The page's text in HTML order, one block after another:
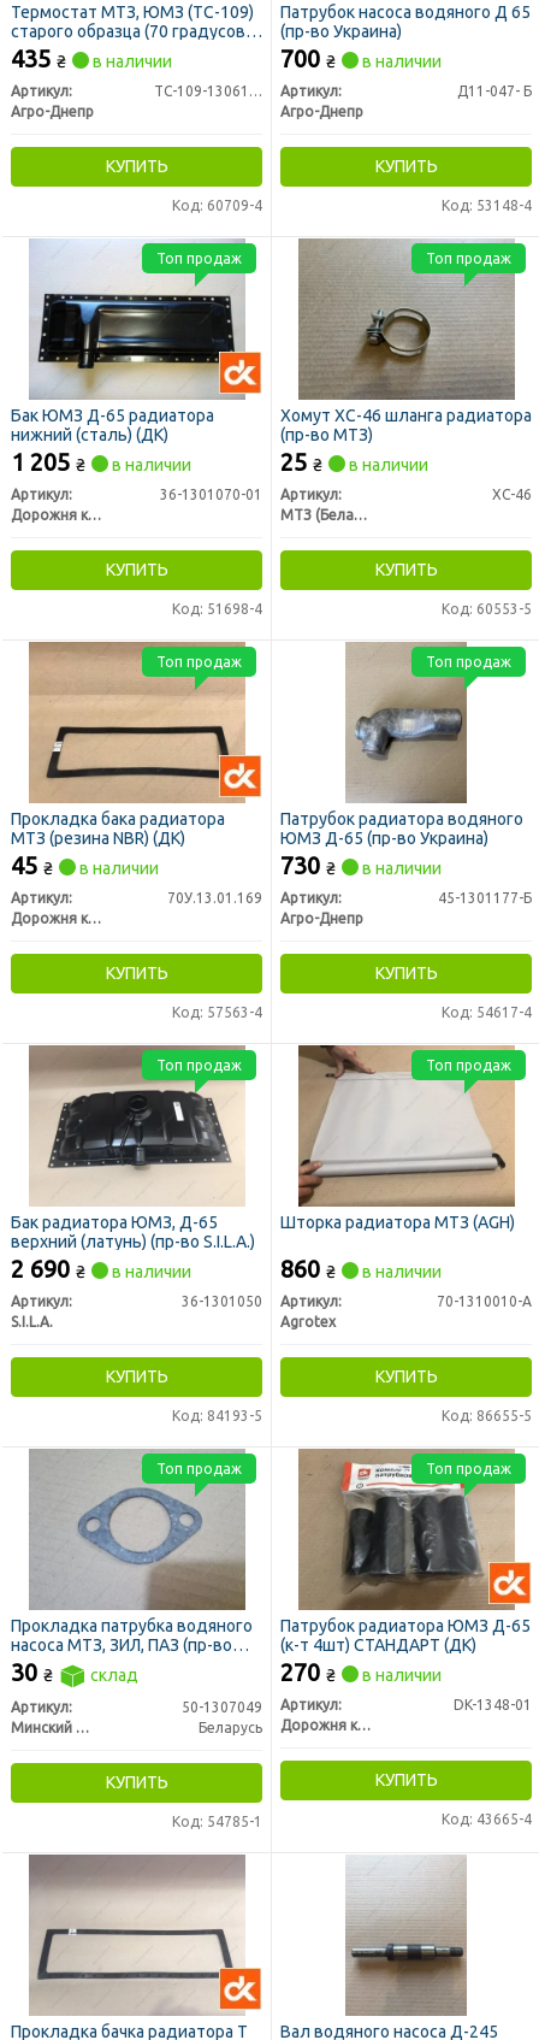
Термостат МТЗ, ЮМЗ (ТС-109)
старого образца (70 градусов)
(пр-во Агро-Днепр Украина)
435 ₴ в наличии
Артикул:
ТС-109-1306100-ГЧ
Агро-Днепр
КУПИТЬ
Код: 60709-4
Патрубок насоса водяного Д 65
(пр-во Украина)
700 ₴ в наличии
Артикул:
Д11-047- Б
Агро-Днепр
КУПИТЬ
Код: 53148-4
Бак ЮМЗ Д-65 радиатора
нижний (сталь) (ДК)
1 205 ₴ в наличии
Артикул:
36-1301070-01
Дорожня карта
КУПИТЬ
Код: 51698-4
Топ продаж
Хомут ХС-46 шланга радиатора
(пр-во МТЗ)
25 ₴ в наличии
Артикул:
ХС-46
МТЗ (Беларусь)
КУПИТЬ
Код: 60553-5
Топ продаж
Прокладка бака радиатора
МТЗ (резина NBR) (ДК)
45 ₴ в наличии
Артикул:
70У.13.01.169
Дорожня карта
КУПИТЬ
Код: 57563-4
Топ продаж
Патрубок радиатора водяного
ЮМЗ Д-65 (пр-во Украина)
730 ₴ в наличии
Артикул:
45-1301177-Б
Агро-Днепр
КУПИТЬ
Код: 54617-4
Топ продаж
Бак радиатора ЮМЗ, Д-65
верхний (латунь) (пр-во S.I.L.A.)
2 690 ₴ в наличии
Артикул:
36-1301050
S.I.L.A.
КУПИТЬ
Код: 84193-5
Топ продаж
Шторка радиатора МТЗ (AGH)
860 ₴ в наличии
Артикул:
70-1310010-А
Agrotex
КУПИТЬ
Код: 86655-5
Топ продаж
Прокладка патрубка водяного
насоса МТЗ, ЗИЛ, ПАЗ (пр-во
ММЗ)
30 ₴ склад
Артикул:
50-1307049
Минский Моторный Завод
Беларусь
КУПИТЬ
Код: 54785-1
Топ продаж
Патрубок радиатора ЮМЗ Д-65
(к-т 4шт) СТАНДАРТ (ДК)
270 ₴ в наличии
Артикул:
DK-1348-01
Дорожня карта
КУПИТЬ
Код: 43665-4
Топ продаж
Прокладка бачка радиатора Т Вал водяного насоса Д-245